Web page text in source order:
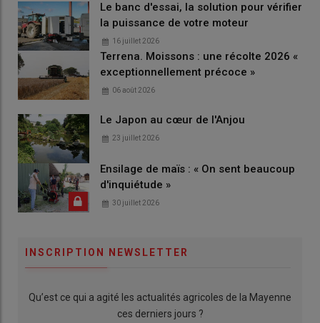
Le banc d'essai, la solution pour vérifier
la puissance de votre moteur
16 juillet 2026
Terrena. Moissons : une récolte 2026 «
exceptionnellement précoce »
06 août 2026
Le Japon au cœur de l'Anjou
23 juillet 2026
Ensilage de maïs : « On sent beaucoup
d'inquiétude »
30 juillet 2026
INSCRIPTION NEWSLETTER
Qu’est ce qui a agité les actualités agricoles de la Mayenne
ces derniers jours ?